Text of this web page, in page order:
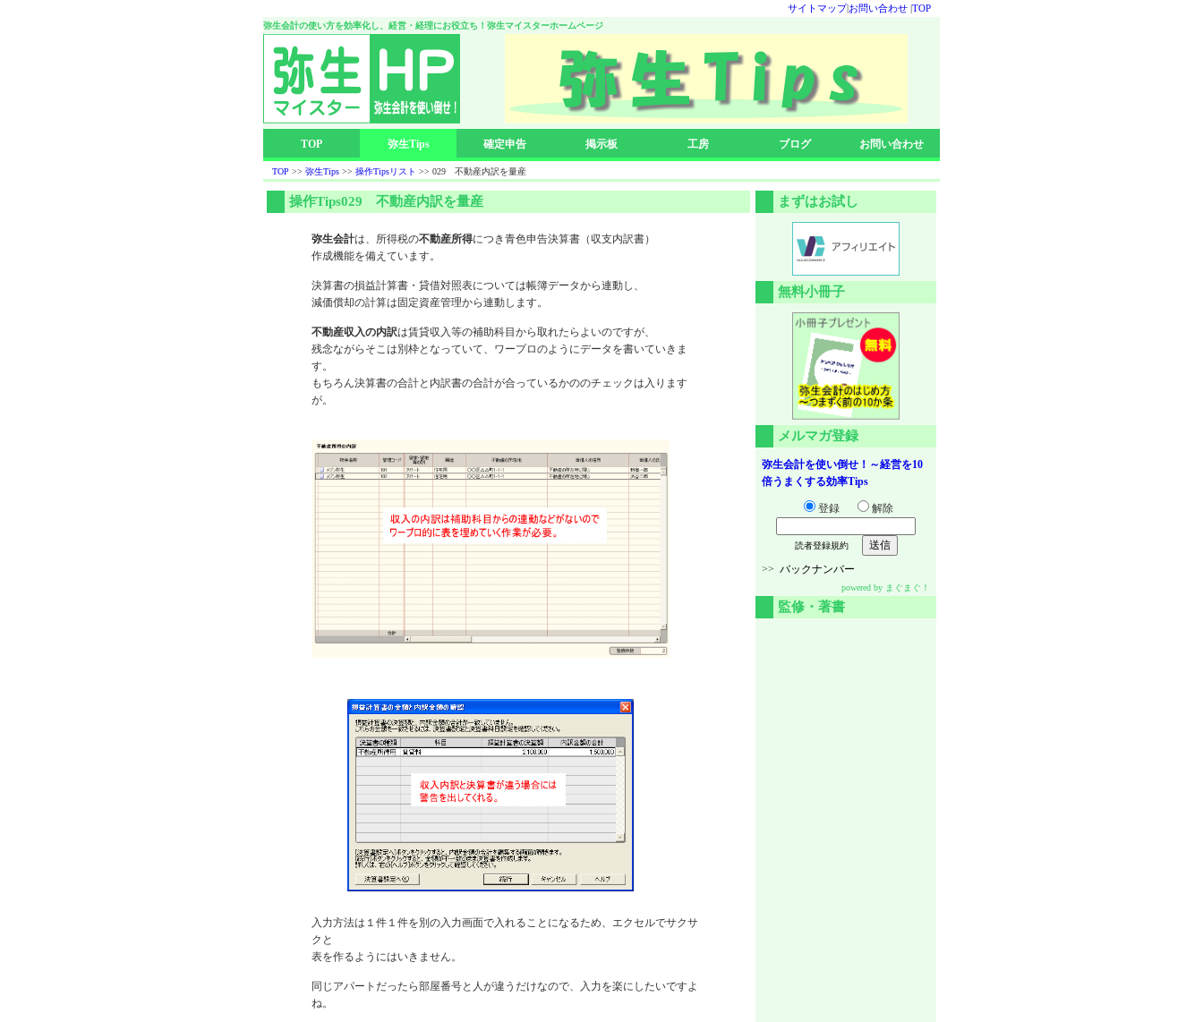
サイトマップ|お問い合わせ |TOP
弥生会計の使い方を効率化し、経営・経理にお役立ち！弥生マイスターホームページ
TOP 弥生Tips 確定申告 掲示板 工房 ブログ お問い合わせ
TOP >> 弥生Tips >> 操作Tipsリスト >> 029 不動産内訳を量産
操作Tips029 不動産内訳を量産
弥生会計は、所得税の不動産所得につき青色申告決算書（収支内訳書）
作成機能を備えています。
決算書の損益計算書・貸借対照表については帳簿データから連動し、
減価償却の計算は固定資産管理から連動します。
不動産収入の内訳は賃貸収入等の補助科目から取れたらよいのですが、
残念ながらそこは別枠となっていて、ワープロのようにデータを書いていきま
す。
もちろん決算書の合計と内訳書の合計が合っているかののチェックは入ります
が。
入力方法は１件１件を別の入力画面で入れることになるため、エクセルでサクサ
クと
表を作るようにはいきません。
同じアパートだったら部屋番号と人が違うだけなので、入力を楽にしたいですよ
ね。
まずはお試し
無料小冊子
メルマガ登録
弥生会計を使い倒せ！～経営を10
倍うまくする効率Tips
登録 解除
読者登録規約
>> バックナンバー
powered by まぐまぐ！
監修・著書